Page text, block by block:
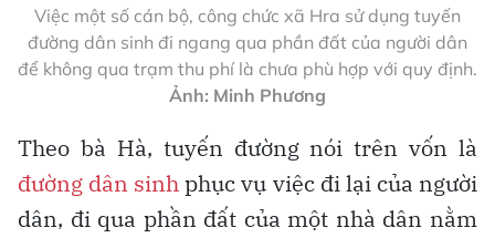
Việc một số cán bộ, công chức xã Hra sử dụng tuyến
đường dân sinh đi ngang qua phần đất của người dân
để không qua trạm thu phí là chưa phù hợp với quy định.
Ảnh: Minh Phương
Theo bà Hà, tuyến đường nói trên vốn là
đường dân sinhphục vụ việc đi lại của người
dân, đi qua phần đất của một nhà dân nằm